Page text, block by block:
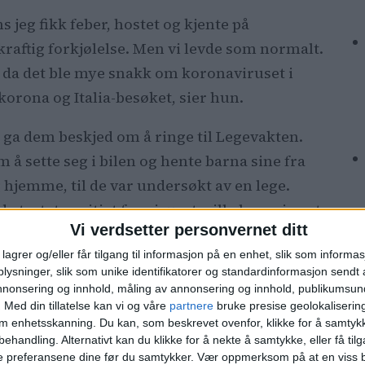
Vi verdsetter personvernet ditt
og/eller får tilgang til informasjon på en enhet, slik som
slik som unike identifikatorer og standardinformasjon sendt
og innhold, måling av annonsering og innhold,
Med din tillatelse kan vi og våre partnere bruke presise
enhetsskanning. Du kan, som beskrevet ovenfor, klikke for å
Alternativt kan du klikke for å nekte å samtykke, eller få
preferansene dine før du samtykker. Vær oppmerksom på at en viss
jeg fikk feber, hostet og kjente på
forkjølelse. Men vi levde som normalt.
det ble mye snakk om koronaviruset i
og Italia-besøket, sier hun.
dem beskjed om å ringe til Legevakten.
sette seg i bilen og hente barna sine fra
til de var undersøkt av en lege.
testet positivt for viruset, ville legen i neste
vi er friske mennesker. Vi er mer
uke, alle de vi har omgåttes med på buss